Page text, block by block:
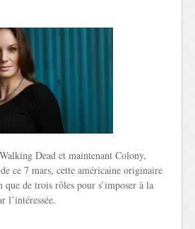
Dead et maintenant Colony,
ce 7 mars, cette américaine originaire
que de trois rôles pour s’imposer à la
l’intéressée.